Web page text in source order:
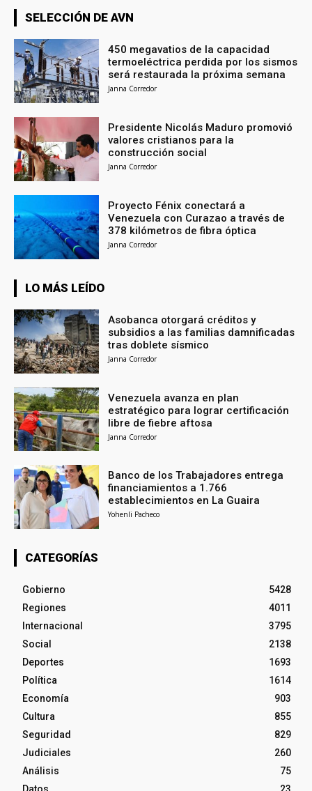
SELECCIÓN DE AVN
450 megavatios de la capacidad
termoeléctrica perdida por los sismos
será restaurada la próxima semana
Janna Corredor
Presidente Nicolás Maduro promovió
valores cristianos para la
construcción social
Janna Corredor
Proyecto Fénix conectará a
Venezuela con Curazao a través de
378 kilómetros de fibra óptica
Janna Corredor
LO MÁS LEÍDO
Asobanca otorgará créditos y
subsidios a las familias damnificadas
tras doblete sísmico
Janna Corredor
Venezuela avanza en plan
estratégico para lograr certificación
libre de fiebre aftosa
Janna Corredor
Banco de los Trabajadores entrega
financiamientos a 1.766
establecimientos en La Guaira
Yohenli Pacheco
CATEGORÍAS
Gobierno
5428
Regiones
4011
Internacional
3795
Social
2138
Deportes
1693
Política
1614
Economía
903
Cultura
855
Seguridad
829
Judiciales
260
Análisis
75